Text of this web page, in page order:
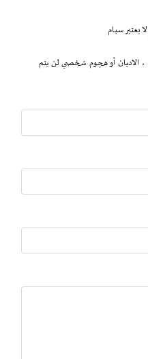
يعتبر سبام
، الاديان أو هجوم شخصي لن يتم